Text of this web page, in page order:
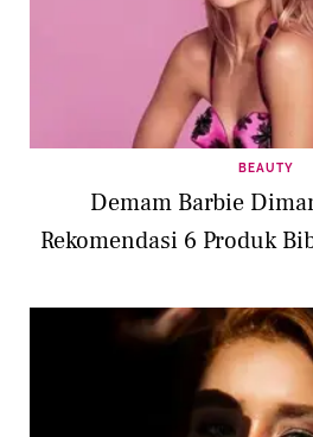
BEAUTY
Demam Barbie
Rekomendasi 6 Produk